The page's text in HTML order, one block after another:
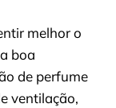
melhor o
boa
de perfume
ventilação,